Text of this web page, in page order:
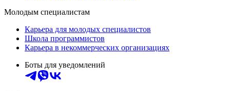
Молодым специалистам
Карьера для молодых специалистов
Школа программистов
Карьера в некоммерческих организациях
Боты для уведомлений